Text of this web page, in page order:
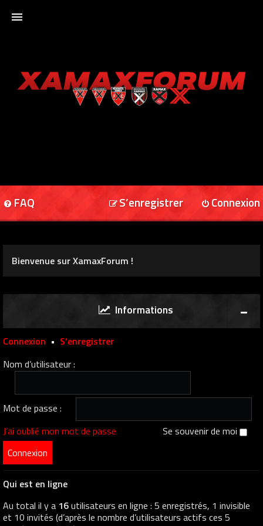
XAMAXFORUM
FAQ Connexion
S’enregistrer
Bienvenue sur XamaxForum !
Informations
Connexion • S’enregistrer
Nom d’utilisateur :
Mot de passe :
J’ai oublié mon mot de passe
Se souvenir de moi
Qui est en ligne
Au total il y a 16utilisateurs en ligne : 5 enregistrés, 1 invisible
et 10 invités (d’après le nombre d’utilisateurs actifs ces 5